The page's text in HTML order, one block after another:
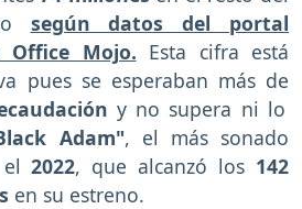
según datos del portal
Office Mojo. Esta cifra está
pues se esperaban más de
y no supera ni lo
Adam", el más sonado
el2022, que alcanzó los 142
en su estreno.